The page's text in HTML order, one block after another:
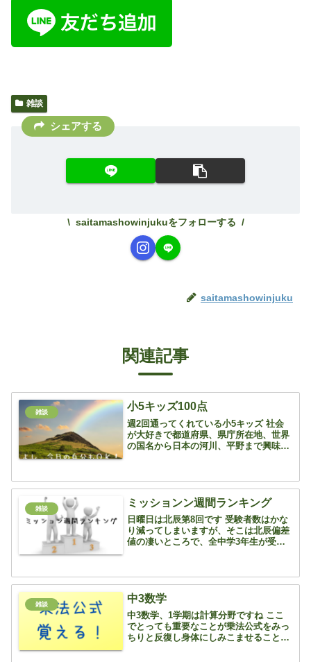
雑談
シェアする
saitamashowinjukuをフォローする
saitamashowinjuku
関連記事
雑談 小5キッズ100点
週2回通ってくれている小5キッズ 社会
が大好きで都道府県、県庁所在地、世界
の国名から日本の河川、平野まで興味が
だけの学習で分数まで進めています 毎回
授業前にやる漢字プ...
雑談 ミッションン週間ランキング
日曜日は北辰第8回です 受験者数はかな
り減ってしまいますが、そこは北辰偏差
値の凄いところで、全中学3年生が受験
ようになっています さすが、埼玉県オン
リーで●●十年です ...
雑談 中3数学
中3数学、1学期は計算分野ですね ここ
でとっても重要なことが乗法公式をみっ
ちりと反復し身体にしみこませること そ